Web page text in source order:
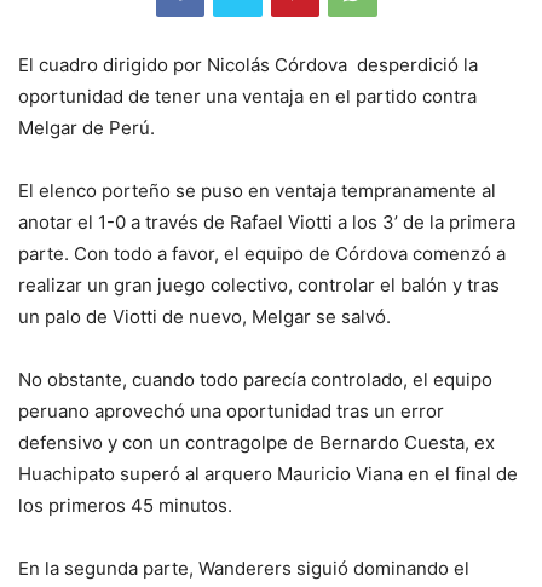
El cuadro dirigido por Nicolás Córdova desperdició la
oportunidad de tener una ventaja en el partido contra
Melgar de Perú.
El elenco porteño se puso en ventaja tempranamente al
anotar el 1-0 a través de Rafael Viotti a los 3’ de la primera
parte. Con todo a favor, el equipo de Córdova comenzó a
realizar un gran juego colectivo, controlar el balón y tras
un palo de Viotti de nuevo, Melgar se salvó.
No obstante, cuando todo parecía controlado, el equipo
peruano aprovechó una oportunidad tras un error
defensivo y con un contragolpe de Bernardo Cuesta, ex
Huachipato superó al arquero Mauricio Viana en el final de
los primeros 45 minutos.
En la segunda parte, Wanderers siguió dominando el